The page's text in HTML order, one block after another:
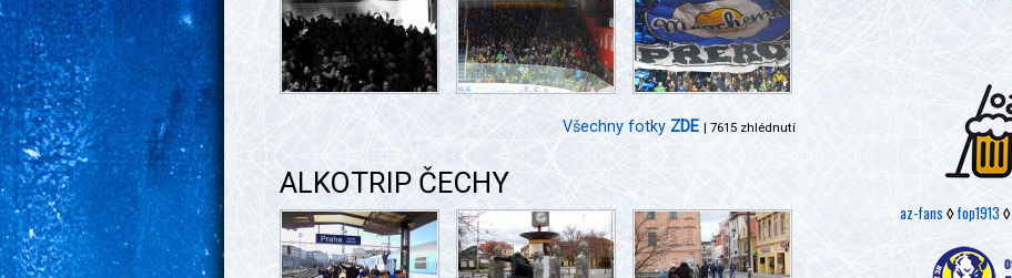
| 7615 zhlédnutí
Všechny fotky ZDE
ALKOTRIP ČECHY
az-fans ◊fop1913 ◊